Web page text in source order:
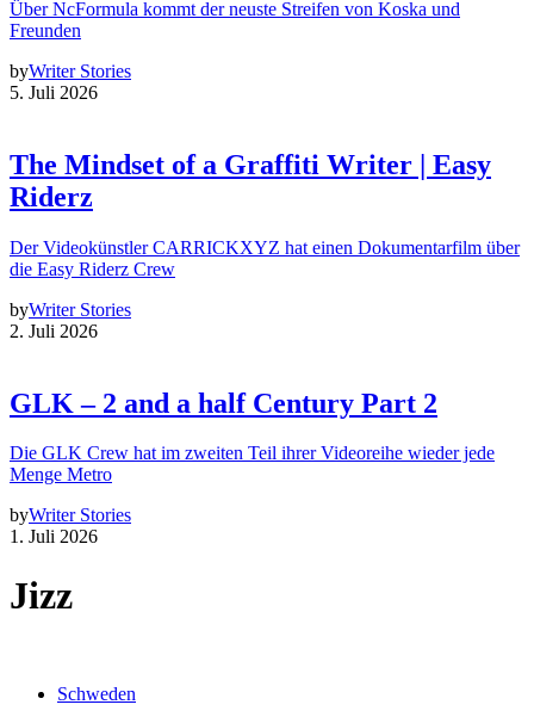
Über NcFormula kommt der neuste Streifen von Koska und
Freunden
byWriter Stories
5. Juli 2026
The Mindset of a Graffiti Writer | Easy
Riderz
Der Videokünstler CARRICKXYZ hat einen Dokumentarfilm über
die Easy Riderz Crew
byWriter Stories
2. Juli 2026
GLK – 2 and a half Century Part 2
Die GLK Crew hat im zweiten Teil ihrer Videoreihe wieder jede
Menge Metro
byWriter Stories
1. Juli 2026
Jizz
Schweden